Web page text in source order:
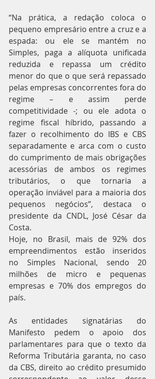
“Na prática, a redação coloca o
pequeno empresário entre a cruz e a
espada: ou ele se mantém no
Simples, paga a alíquota unificada
reduzida e repassa um crédito
menor do que o que será repassado
pelas empresas concorrentes fora do
regime – e assim perde
competitividade -; ou ele adota o
regime fiscal híbrido, passando a
fazer o recolhimento do IBS e CBS
separadamente e arca com o custo
do cumprimento de mais obrigações
acessórias de ambos os regimes
tributários, o que tornaria a
operação inviável para a maioria dos
pequenos negócios”, destaca o
presidente da CNDL, José César da
Costa.
Hoje, no Brasil, mais de 92% dos
empreendimentos estão inseridos
no Simples Nacional, sendo 20
milhões de micro e pequenas
empresas e 70% dos empregos do
país.
As entidades signatárias do
Manifesto pedem o apoio dos
parlamentares para que o texto da
Reforma Tributária garanta, no caso
da CBS, direito ao crédito presumido